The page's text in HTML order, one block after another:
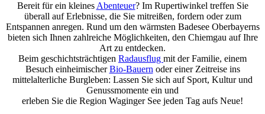
Bereit für ein kleines Abenteuer? Im Rupertiwinkel treffen Sie
überall auf Erlebnisse, die Sie mitreißen, fordern oder zum
Entspannen anregen. Rund um den wärmsten Badesee Oberbayerns
bieten sich Ihnen zahlreiche Möglichkeiten, den Chiemgau auf Ihre
Art zu entdecken.
Beim geschichtsträchtigen Radausflug mit der Familie, einem
Besuch einheimischerBio-Bauern oder einer Zeitreise ins
mittelalterliche Burgleben: Lassen Sie sich auf Sport, Kultur und
Genussmomente ein und
erleben Sie die Region Waginger See jeden Tag aufs Neue!